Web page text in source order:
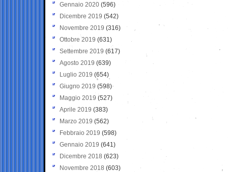
Gennaio 2020 (596)
Dicembre 2019 (542)
Novembre 2019 (316)
Ottobre 2019 (631)
Settembre 2019 (617)
Agosto 2019 (639)
Luglio 2019 (654)
Giugno 2019 (598)
Maggio 2019 (527)
Aprile 2019 (383)
Marzo 2019 (562)
Febbraio 2019 (598)
Gennaio 2019 (641)
Dicembre 2018 (623)
Novembre 2018 (603)